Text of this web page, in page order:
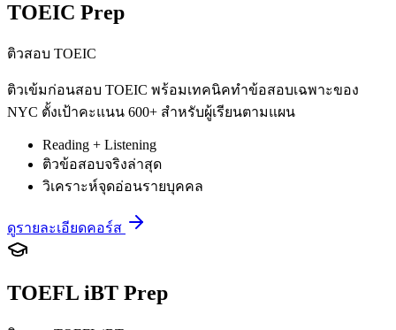
TOEIC Prep
ติวสอบ TOEIC
ติวเข้มก่อนสอบ TOEIC พร้อมเทคนิคทำข้อสอบเฉพาะของ
NYC ตั้งเป้าคะแนน 600+ สำหรับผู้เรียนตามแผน
Reading + Listening
ติวข้อสอบจริงล่าสุด
วิเคราะห์จุดอ่อนรายบุคคล
ดูรายละเอียดคอร์ส
TOEFL iBT Prep